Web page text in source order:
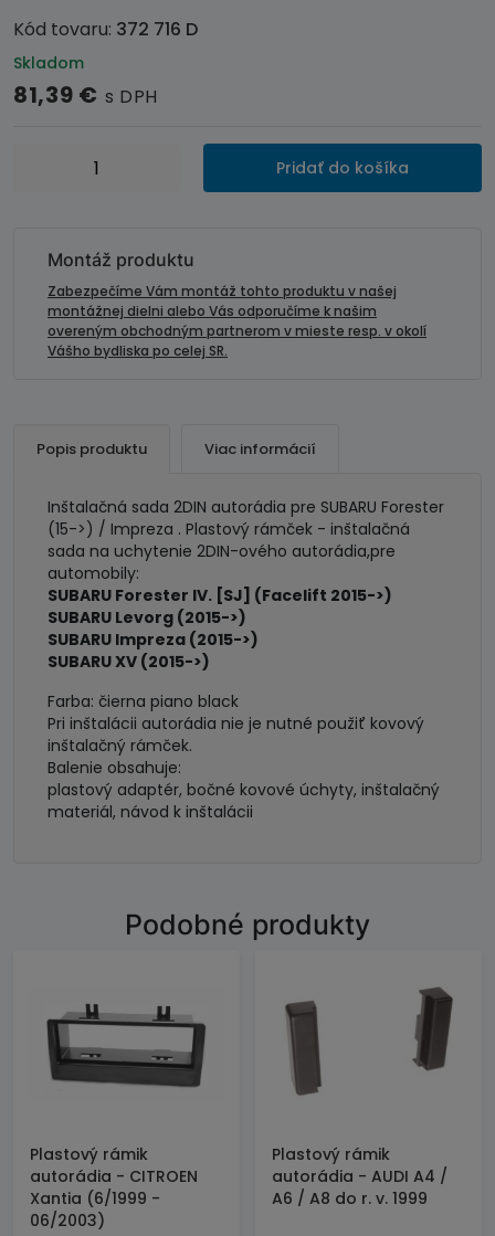
Kód tovaru: 372 716 D
Skladom
81,39 € s DPH
množstvo
Inštalačná
autorádia
SUBARU
Forester
Impreza
Levorg
Pridať do košíka
Montáž produktu
Zabezpečíme Vám montáž tohto produktu v našej
montážnej dielni alebo Vás odporučíme k našim
overeným obchodným partnerom v mieste resp. v okolí
Vášho bydliska po celej SR.
Popis produktu Viac informácií
Inštalačná sada 2DIN autorádia pre SUBARU Forester
(15->) / Impreza . Plastový rámček - inštalačná
sada na uchytenie 2DIN-ového autorádia,pre
automobily:
SUBARU Forester IV. [SJ] (Facelift 2015->)
SUBARU Levorg (2015->)
SUBARU Impreza (2015->)
SUBARU XV (2015->)
Farba: čierna piano black
Pri inštalácii autorádia nie je nutné použiť kovový
inštalačný rámček.
Balenie obsahuje:
plastový adaptér, bočné kovové úchyty, inštalačný
materiál, návod k inštalácii
Podobné produkty
Plastový rámik
autorádia - CITROEN
Xantia (6/1999 -
06/2003)
Plastový rámik
autorádia - AUDI A4 /
A6 / A8 do r. v. 1999